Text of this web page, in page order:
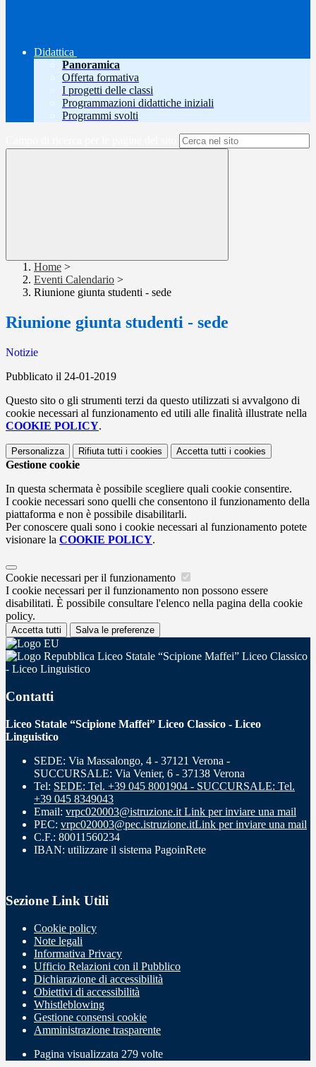
Didattica
Panoramica
Offerta formativa
I progetti delle classi
Programmazioni didattiche iniziali
Programmi svolti
Home >
Eventi Calendario >
Riunione giunta studenti - sede
Riunione giunta studenti - sede
Notizie
Pubblicato il 24-01-2019
Questo sito o gli strumenti terzi da questo utilizzati si avvalgono di
cookie necessari al funzionamento ed utili alle finalità illustrate nella
COOKIE POLICY.
Personalizza Rifiuta tutti i cookies Accetta tutti i cookies
Gestione cookie
In questa schermata è possibile scegliere quali cookie consentire.
I cookie necessari sono quelli che consentono il funzionamento della
piattaforma e non è possibile disabilitarli.
Per conoscere quali sono i cookie necessari al funzionamento potete
visionare la COOKIE POLICY.
Cookie necessari per il funzionamento
I cookie necessari per il funzionamento non possono essere
disabilitati. È possibile consultare l'elenco nella pagina della cookie
policy.
Accetta tutti Salva le preferenze
Liceo Statale “Scipione Maffei” Liceo Classico
- Liceo Linguistico
Contatti
Liceo Statale “Scipione Maffei” Liceo Classico - Liceo
Linguistico
SEDE: Via Massalongo, 4 - 37121 Verona -
SUCCURSALE: Via Venier, 6 - 37138 Verona
Tel: SEDE: Tel. +39 045 8001904 - SUCCURSALE: Tel.
+39 045 8349043
Email: vrpc020003@istruzione.it Link per inviare una mail
PEC: vrpc020003@pec.istruzione.itLink per inviare una mail
C.F.: 80011560234
IBAN: utilizzare il sistema PagoinRete
Sezione Link Utili
Cookie policy
Note legali
Informativa Privacy
Ufficio Relazioni con il Pubblico
Dichiarazione di accessibilità
Obiettivi di accessibilità
Whistleblowing
Gestione consensi cookie
Amministrazione trasparente
Pagina visualizzata 279 volte